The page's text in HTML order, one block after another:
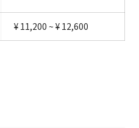
¥ 11,200 ~ ¥ 12,600